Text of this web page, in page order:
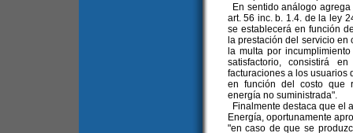
En sentido análogo
art. 56 inc. b. 1.4. de la ley
se establecerá en función
la prestación del servicio
la multa por
satisfactorio, consistirá
facturaciones a los usuarios
en función del costo que
energía no suministrada".
Finalmente destaca que el
Energía, oportunamente
"en caso de que se